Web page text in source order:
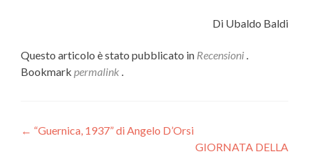
Di Ubaldo Baldi
Questo articolo è stato pubblicato in Recensioni .
Bookmark permalink .
Navigazione articoli
← “Guernica, 1937” di Angelo D’Orsi
GIORNATA DELLA